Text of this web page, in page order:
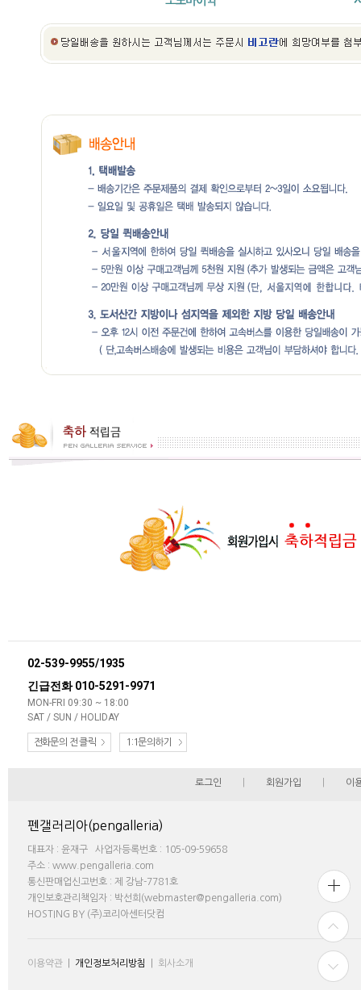
02-539-9955/1935
긴급전화 010-5291-9971
MON-FRI 09:30 ~ 18:00
SAT / SUN / HOLIDAY
전화문의 전 클릭 1:1문의하기
로그인 회원가입 이
펜갤러리아(pengalleria)
대표자 : 윤재구 사업자등록번호 : 105-09-59658
주소 : www.pengalleria.com
통신판매업신고번호 : 제 강남-7781호
개인보호관리책임자 : 박선희(webmaster@pengalleria.com)
HOSTING BY (주)코리아센터닷컴
이용약관 개인정보처리방침 회사소개